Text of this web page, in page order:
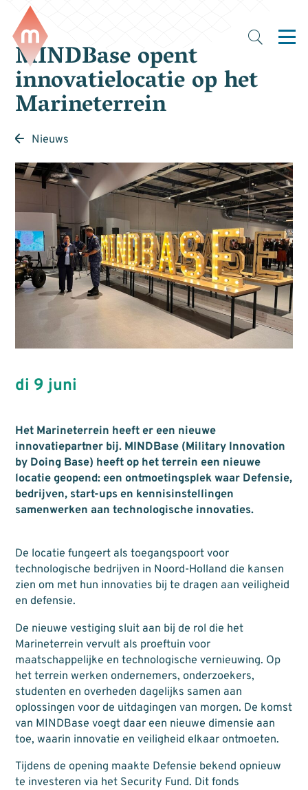
MINDBase opent
innovatielocatie op het
Marineterrein
Nieuws
di 9 juni
Het Marineterrein heeft er een nieuwe
innovatiepartner bij. MINDBase (Military Innovation
by Doing Base) heeft op het terrein een nieuwe
locatie geopend: een ontmoetingsplek waar Defensie,
bedrijven, start-ups en kennisinstellingen
samenwerken aan technologische innovaties.
De locatie fungeert als toegangspoort voor
technologische bedrijven in Noord-Holland die kansen
zien om met hun innovaties bij te dragen aan veiligheid
en defensie.
De nieuwe vestiging sluit aan bij de rol die het
Marineterrein vervult als proeftuin voor
maatschappelijke en technologische vernieuwing. Op
het terrein werken ondernemers, onderzoekers,
studenten en overheden dagelijks samen aan
oplossingen voor de uitdagingen van morgen. De komst
van MINDBase voegt daar een nieuwe dimensie aan
toe, waarin innovatie en veiligheid elkaar ontmoeten.
Tijdens de opening maakte Defensie bekend opnieuw
te investeren via het Security Fund. Dit fonds